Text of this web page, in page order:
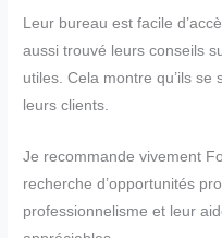
Leur bureau est facile
aussi trouvé leurs conseils
utiles. Cela montre qu’ils
leurs clients.
Je recommande vivement
recherche d’opportunités
professionnelisme et leur